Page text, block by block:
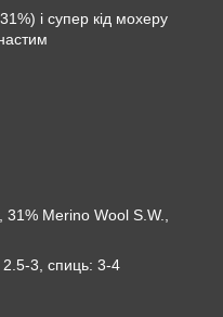
і супер кід мохеру
Merino Wool S.W.,
2.5-3, спиць: 3-4